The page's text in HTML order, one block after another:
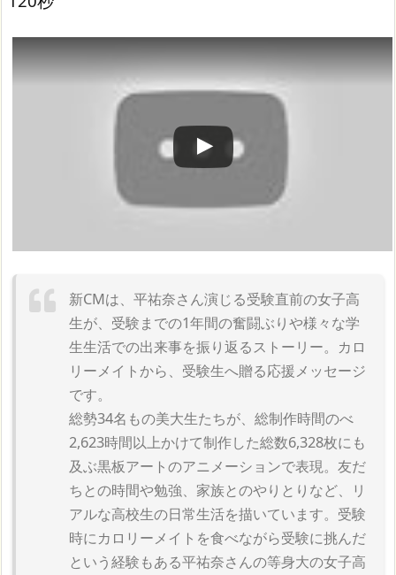
この動画を YouTube で視聴
新CMは、平祐奈さん演じる受験直前の女子高
生が、受験までの1年間の奮闘ぶりや様々­な学
生生活での出来事を振り返るストーリー。カロ
リーメイトから、受験生へ贈る応援メ­ッセージ
です。
総勢34名もの美大生たちが、総制作時間のべ
2,623時間以上かけて制作した総数6­,328枚にも
及ぶ黒板アートのアニメーションで表現。友だ
ちとの時間や勉強、家族と­のやりとりなど、リ
アルな高校生の日常生活を描いています。受験
時にカロリーメイトを­食べながら受験に挑んだ
という経験もある平祐奈さんの等身大の女子高